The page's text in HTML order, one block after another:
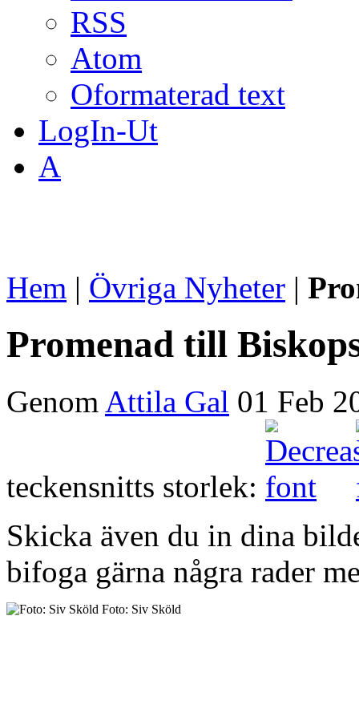
RSS
Atom
Oformaterad text
LogIn-Ut
A
Hem | Övriga Nyheter |
Promenad till
Genom Attila Gal 01 Feb
teckensnitts storlek:
Skicka även du in dina
bifoga gärna några rader
Foto: Siv Sköld